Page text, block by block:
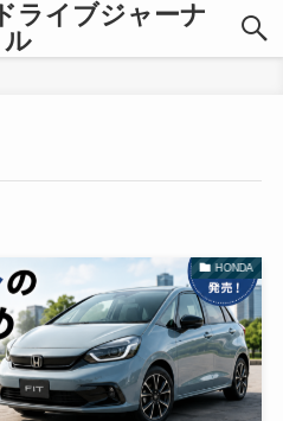
ライブジャーナ
ル
HONDA